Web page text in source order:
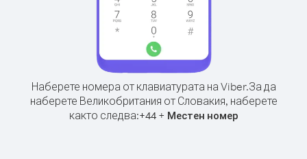
Наберете номера от клавиатурата на Viber.За да
наберете Великобритания от Словакия, наберете
както следва:+44+ Местен номер